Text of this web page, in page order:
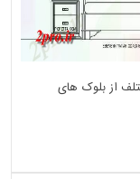
از بلوک های